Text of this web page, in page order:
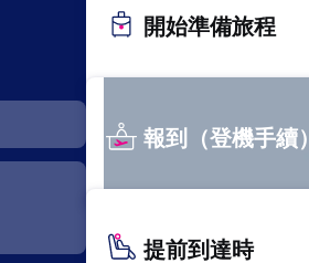
首爾
（仁
開始準備旅程
報到（登機手續）
提前到達時